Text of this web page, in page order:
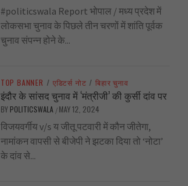
#politicswala Report भोपाल / मध्य प्रदेश में
लोकसभा चुनाव के पिछले तीन चरणों में शांति पूर्वक
चुनाव संपन्न होने के...
TOP BANNER / एडिटर्स नोट / बिहार चुनाव
इंदौर के सांसद चुनाव में ‘मंत्रीजी’ की कुर्सी दांव पर
BY POLITICSWALA / MAY 12, 2024
विजयवर्गीय v/s य जीतू पटवारी में कौन जीतेगा,
नामांकन वापसी से बीजेपी ने झटका दिया तो ‘नोटा’
के दांव से...